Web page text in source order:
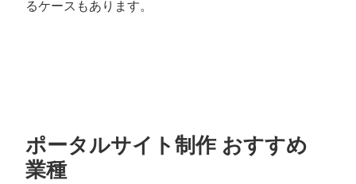
るケースもあります。
ポータルサイト制作 おすすめ
業種